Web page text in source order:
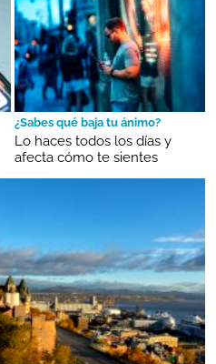
¿Sabes qué baja tu ánimo?
Lo haces todos los días y
afecta cómo te sientes